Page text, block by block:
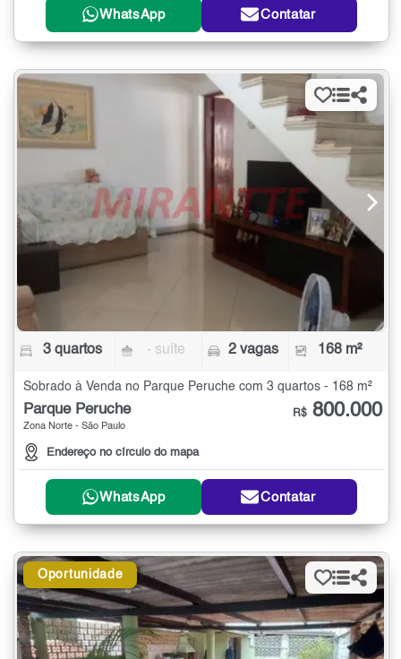
WhatsApp Contatar
3 quartos - suíte 2 vagas 168 m²
Sobrado à Venda no Parque Peruche com 3 quartos - 168 m²
Parque Peruche
Zona Norte - São Paulo
Endereço no círculo do mapa
R$ 800.000
WhatsApp Contatar
Oportunidade